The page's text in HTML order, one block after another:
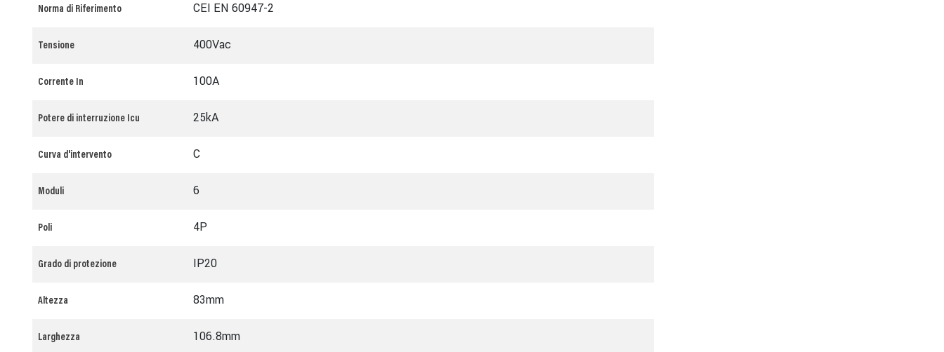
Norma di Riferimento CEI EN 60947-2
Tensione 400Vac
Corrente In 100A
Potere di interruzione Icu 25kA
Curva d'intervento C
Moduli 6
Poli 4P
Grado di protezione IP20
Altezza 83mm
Larghezza 106.8mm